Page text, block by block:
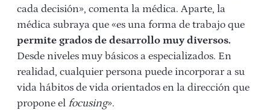
cada decisión», comenta la médica. Aparte, la
médica subraya que «es una forma de trabajo que
permite grados de desarrollo muy diversos.
Desde niveles muy básicos a especializados. En
realidad, cualquier persona puede incorporar a su
vida hábitos de vida orientados en la dirección que
propone el focusing».